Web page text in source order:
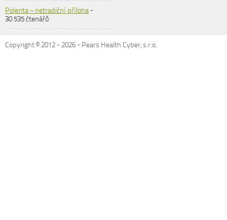
Polenta – netradiční příloha-
30 535 čtenářů
Copyright © 2012 -2026 - Pears Health Cyber, s.r.o.